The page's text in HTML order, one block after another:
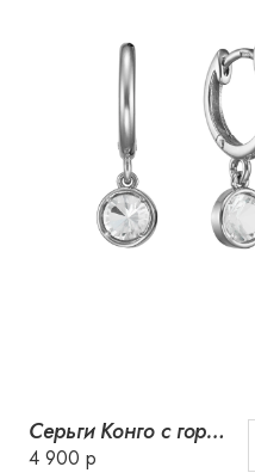
Серьги Конго с горным хрусталем
4 900 р